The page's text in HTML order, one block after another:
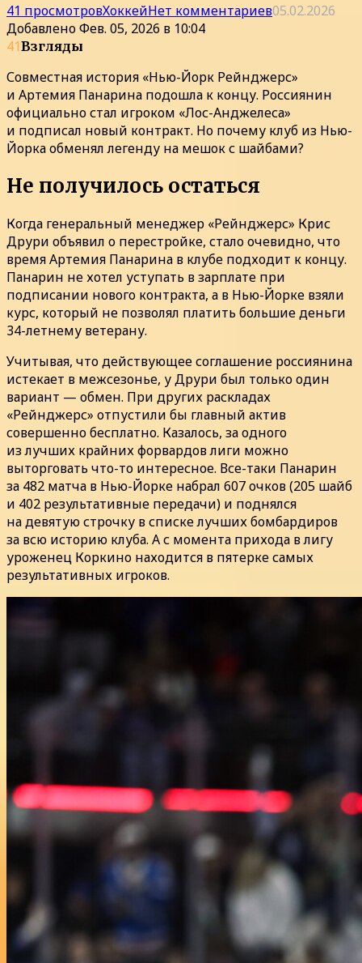
41 просмотровХоккейНет комментариев05.02.2026
ДобавленоФев. 05, 2026 в 10:04
41Взгляды
Совместная история «Нью-Йорк Рейнджерс»
и Артемия Панарина подошла к концу. Россиянин
официально стал игроком «Лос-Анджелеса»
и подписал новый контракт. Но почему клуб из Нью-
Йорка обменял легенду на мешок с шайбами?
Не получилось остаться
Когда генеральный менеджер «Рейнджерс» Крис
Друри объявил о перестройке, стало очевидно, что
время Артемия Панарина в клубе подходит к концу.
Панарин не хотел уступать в зарплате при
подписании нового контракта, а в Нью-Йорке взяли
курс, который не позволял платить большие деньги
34-летнему ветерану.
Учитывая, что действующее соглашение россиянина
истекает в межсезонье, у Друри был только один
вариант — обмен. При других раскладах
«Рейнджерс» отпустили бы главный актив
совершенно бесплатно. Казалось, за одного
из лучших крайних форвардов лиги можно
выторговать что-то интересное. Все-таки Панарин
за 482 матча в Нью-Йорке набрал 607 очков (205 шайб
и 402 результативные передачи) и поднялся
на девятую строчку в списке лучших бомбардиров
за всю историю клуба. А с момента прихода в лигу
уроженец Коркино находится в пятерке самых
результативных игроков.